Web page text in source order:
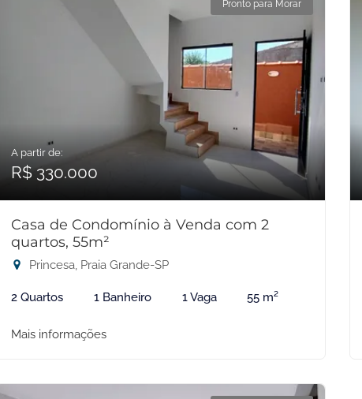
Pronto para Morar
A partir de:
R$ 330.000
Casa de Condomínio à Venda com 2
quartos, 55m²
Princesa, Praia Grande-SP
2 Quartos 1 Banheiro 1 Vaga 55 m²
Mais informações